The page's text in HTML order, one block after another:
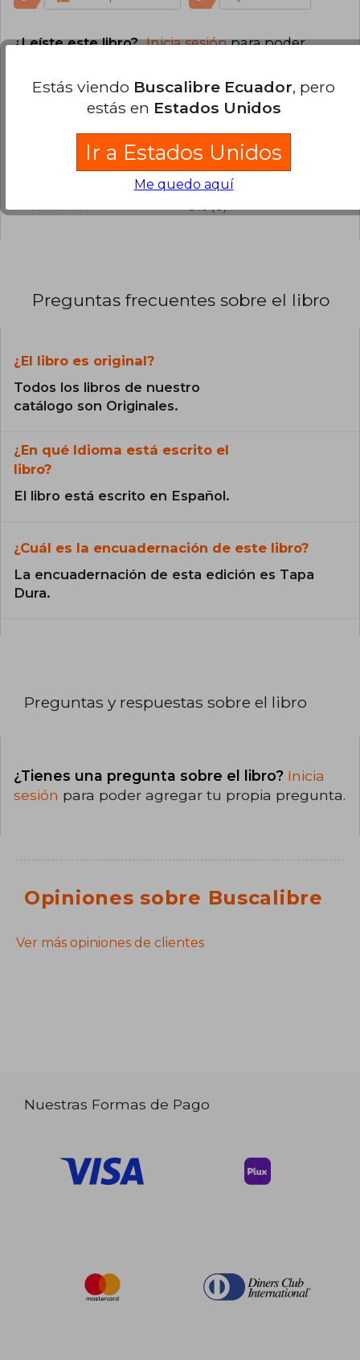
¿Leíste este libro? Inicia sesiónpara poder
33% (1)
0% (0)
33% (1)
0% (0)
Preguntas frecuentes sobre el libro
¿El libro es original?
Todos los libros de nuestro
catálogo son Originales.
¿En qué Idioma está escrito el
libro?
El libro está escrito en Español.
¿Cuál es la encuadernación de este libro?
La encuadernación de esta edición es Tapa
Dura.
Preguntas y respuestas sobre el libro
¿Tienes una pregunta sobre el libro? Inicia
sesión para poder agregar tu propia pregunta.
Opiniones sobre Buscalibre
Ver más opiniones de clientes
Nuestras Formas de Pago
Estás viendo Buscalibre Ecuador, pero
estás en Estados Unidos
Ir a Estados Unidos
Me quedo aquí